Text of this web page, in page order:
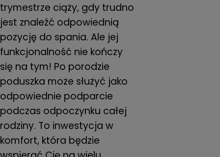
trymestrze ciąży, gdy trudno
jest znaleźć odpowiednią
pozycję do spania. Ale jej
funkcjonalność nie kończy
się na tym! Po porodzie
poduszka może służyć jako
odpowiednie podparcie
podczas odpoczynku całej
rodziny. To inwestycja w
komfort, która będzie